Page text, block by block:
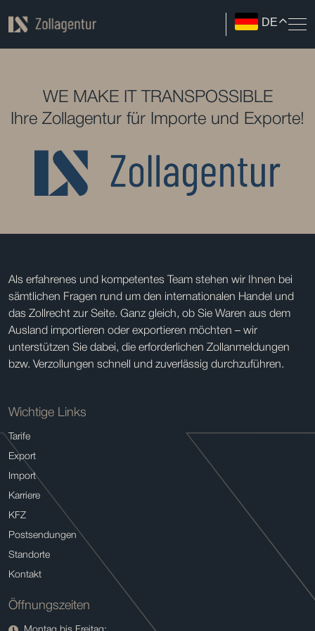
DE
WE MAKE IT TRANSPOSSIBLE
Ihre Zollagentur für Importe und Exporte!
Als erfahrenes und kompetentes Team stehen wir Ihnen bei
sämtlichen Fragen rund um den internationalen Handel und
das Zollrecht zur Seite. Ganz gleich, ob Sie Waren aus dem
Ausland importieren oder exportieren möchten – wir
unterstützen Sie dabei, die erforderlichen Zollanmeldungen
bzw. Verzollungen schnell und zuverlässig durchzuführen.
Wichtige Links
Tarife
Export
Import
Karriere
KFZ
Postsendungen
Standorte
Kontakt
Öffnungszeiten